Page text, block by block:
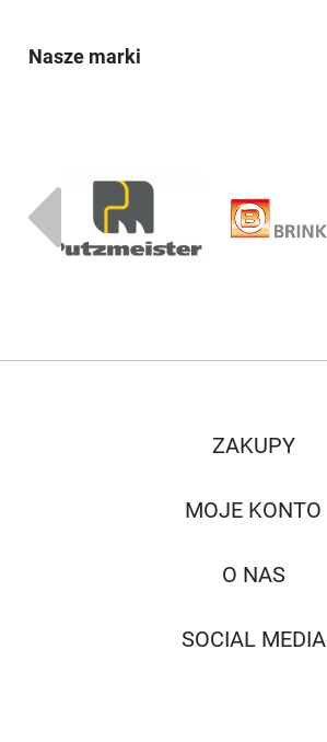
Nasze marki
ZAKUPY
MOJE KONTO
O NAS
SOCIAL MEDIA